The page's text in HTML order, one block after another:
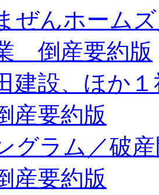
まぜんホー
倒産要約版
田建設、ほ
要約版
ングラム／
要約版